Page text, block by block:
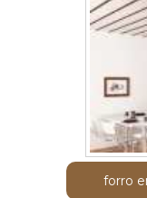
forro